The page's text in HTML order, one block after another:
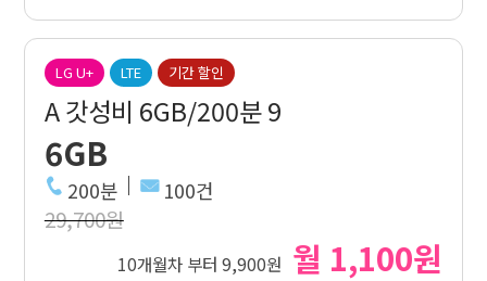
LG U+ LTE 기간 할인
A 갓성비 6GB/200분 9
6GB
200분 100건
29,700원
10개월차 부터 9,900원 월 1,100원